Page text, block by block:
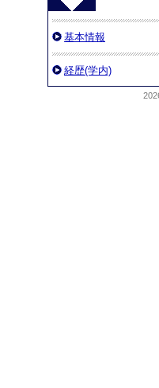
基本情報
経歴(学内)